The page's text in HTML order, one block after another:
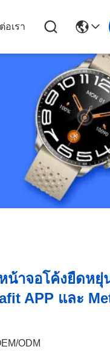
อเรา
น้าจอโค้งยืดหยุ่
APP และ
ODM